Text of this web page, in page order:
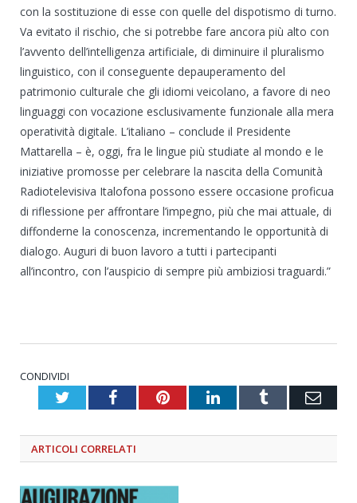
con la sostituzione di esse con quelle del dispotismo di turno.
Va evitato il rischio, che si potrebbe fare ancora più alto con
l’avvento dell’intelligenza artificiale, di diminuire il pluralismo
linguistico, con il conseguente depauperamento del
patrimonio culturale che gli idiomi veicolano, a favore di neo
linguaggi con vocazione esclusivamente funzionale alla mera
operatività digitale. L’italiano – conclude il Presidente
Mattarella – è, oggi, fra le lingue più studiate al mondo e le
iniziative promosse per celebrare la nascita della Comunità
Radiotelevisiva Italofona possono essere occasione proficua
di riflessione per affrontare l’impegno, più che mai attuale, di
diffonderne la conoscenza, incrementando le opportunità di
dialogo. Auguri di buon lavoro a tutti i partecipanti
all’incontro, con l’auspicio di sempre più ambiziosi traguardi.”
CONDIVIDI
TwitterFacebookPinterestLinkedInTumblr
ARTICOLI CORRELATI